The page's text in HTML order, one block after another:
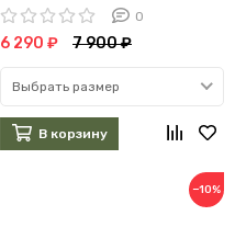
(темно-синяя)
0
6 290 ₽ 7 900 ₽
Выбрать размер
В корзину
−10%